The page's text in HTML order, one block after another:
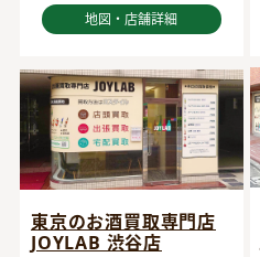
地図・店舗詳細
東京のお酒買取専門店
JOYLAB 渋谷店